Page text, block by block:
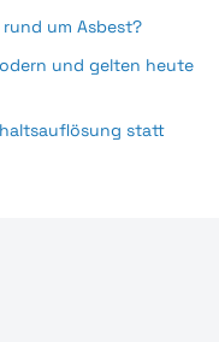
um Asbest?
und gelten heute
statt